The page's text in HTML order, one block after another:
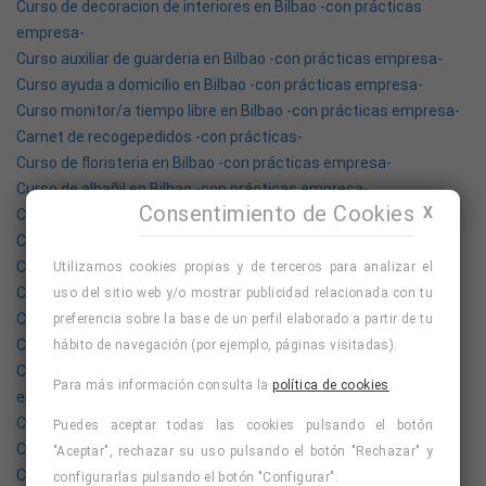
Curso de decoracion de interiores en Bilbao -con prácticas
empresa-
Curso auxiliar de guarderia en Bilbao -con prácticas empresa-
Curso ayuda a domicilio en Bilbao -con prácticas empresa-
Curso monitor/a tiempo libre en Bilbao -con prácticas empresa-
Carnet de recogepedidos -con prácticas-
Curso de floristeria en Bilbao -con prácticas empresa-
Curso de albañil en Bilbao -con prácticas empresa-
Curso conserje en Bilbao -con prácticas empresa-
Curso agente de viajes en Bilbao -con prácticas empresa-
Curso aparatología estética en Bilbao -con prácticas empresa-
Curso de frigorista en Bilbao -con prácticas empresa-
Curso monitor/a de yoga en Bilbao -con prácticas empresa-
Curso camarera/o de pisos en Bilbao -con prácticas empresa-
Curso auxiliar administrativa/o en Bilbao -con prácticas
empresa-
Curso de pastelería en Bilbao -con prácticas empresa-
Curso ayudante de cocina en Bilbao -con prácticas empresa-
Curso ebanisteria en Bilbao -con prácticas empresa-
X
Consentimiento de Cookies
Utilizamos cookies propias y de terceros para analizar el
uso del sitio web y/o mostrar publicidad relacionada con tu
preferencia sobre la base de un perfil elaborado a partir de tu
hábito de navegación (por ejemplo, páginas visitadas).
Para más información consulta lapolítica de cookies .
Puedes aceptar todas las cookies pulsando el botón
"Aceptar", rechazar su uso pulsando el botón "Rechazar" y
configurarlas pulsando el botón "Configurar".